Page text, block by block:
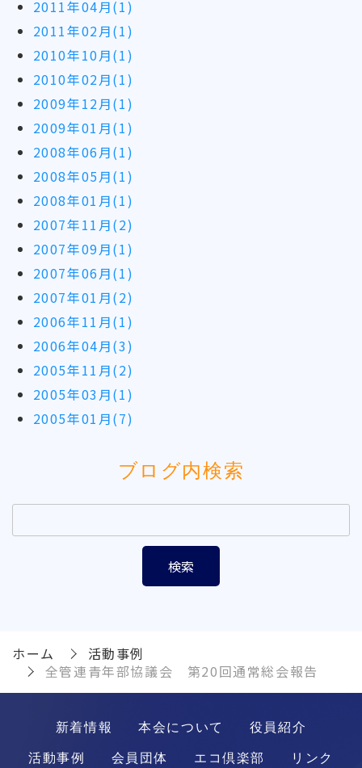
2011年04月(1)
2011年02月(1)
2010年10月(1)
2010年02月(1)
2009年12月(1)
2009年01月(1)
2008年06月(1)
2008年05月(1)
2008年01月(1)
2007年11月(2)
2007年09月(1)
2007年06月(1)
2007年01月(2)
2006年11月(1)
2006年04月(3)
2005年11月(2)
2005年03月(1)
2005年01月(7)
ブログ内検索
ホーム
活動事例
全管連青年部協議会 第20回通常総会報告
新着情報 本会について
役員紹介
活動事例
会員団体 エコ倶楽部 リンク